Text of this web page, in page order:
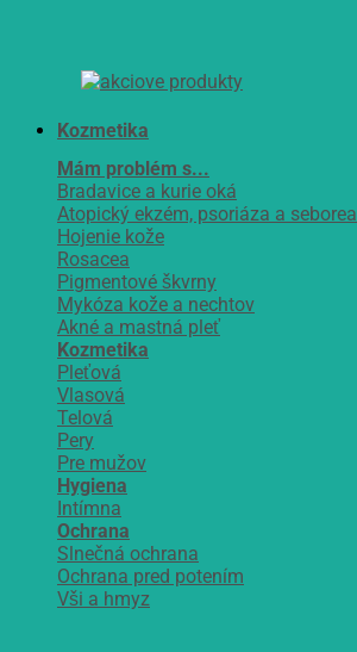
Kozmetika
Mám problém s...
Bradavice a kurie oká
Atopický ekzém, psoriáza a seborea
Hojenie kože
Rosacea
Pigmentové škvrny
Mykóza kože a nechtov
Akné a mastná pleť
Kozmetika
Pleťová
Vlasová
Telová
Pery
Pre mužov
Hygiena
Intímna
Ochrana
Slnečná ochrana
Ochrana pred potením
Vši a hmyz